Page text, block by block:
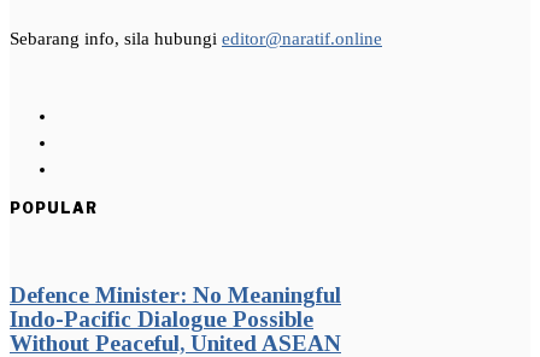
Sebarang info, sila hubungi editor@naratif.online
POPULAR
Defence Minister: No Meaningful
Indo-Pacific Dialogue Possible
Without Peaceful, United ASEAN